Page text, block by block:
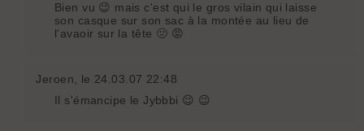
Bien vu 😉 mais c'est qui le gros vilain qui laisse
son casque sur son sac à la montée au lieu de
l'avaoir sur la tête 🤢 😡
Jeroen , le 24.03.07 22:48
Il s'émancipe le Jybbbi 😉 😉